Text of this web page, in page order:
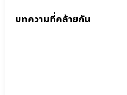
บทความที่คล้ายกัน